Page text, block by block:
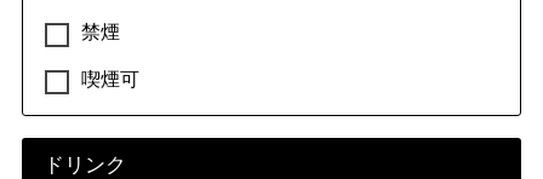
禁煙
喫煙可
ドリンク